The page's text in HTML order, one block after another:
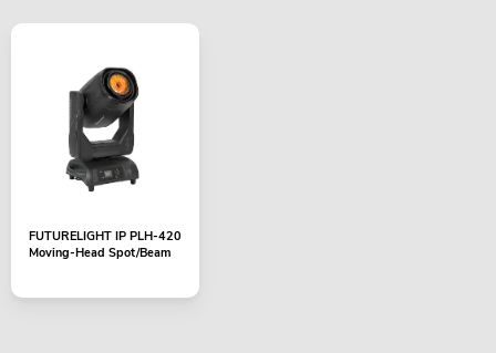
FUTURELIGHT IP PLH-420
Moving-Head Spot/Beam